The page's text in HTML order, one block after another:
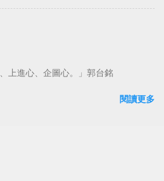
(@chinese_quotes) May 23, 2023
上進心、企圖心。」郭台銘
閱讀更多